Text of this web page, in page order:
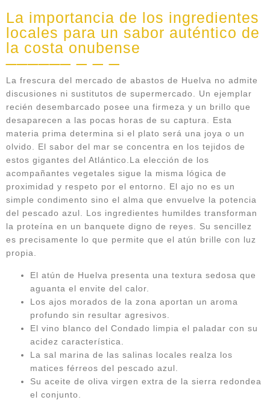
La importancia de los ingredientes
locales para un sabor auténtico de
la costa onubense
La frescura del mercado de abastos de Huelva no admite
discusiones ni sustitutos de supermercado. Un ejemplar
recién desembarcado posee una firmeza y un brillo que
desaparecen a las pocas horas de su captura. Esta
materia prima determina si el plato será una joya o un
olvido. El sabor del mar se concentra en los tejidos de
estos gigantes del Atlántico.La elección de los
acompañantes vegetales sigue la misma lógica de
proximidad y respeto por el entorno. El ajo no es un
simple condimento sino el alma que envuelve la potencia
del pescado azul. Los ingredientes humildes transforman
la proteína en un banquete digno de reyes. Su sencillez
es precisamente lo que permite que el atún brille con luz
propia.
El atún de Huelva presenta una textura sedosa que
aguanta el envite del calor.
Los ajos morados de la zona aportan un aroma
profundo sin resultar agresivos.
El vino blanco del Condado limpia el paladar con su
acidez característica.
La sal marina de las salinas locales realza los
matices férreos del pescado azul.
Su aceite de oliva virgen extra de la sierra redondea
el conjunto.